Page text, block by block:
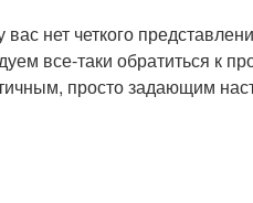
нет четкого
все-таки обратиться к
просто задающим